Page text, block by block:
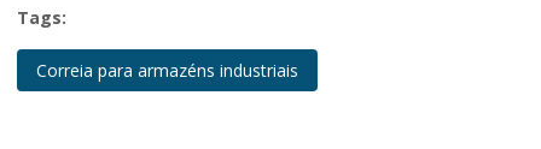
Tags:
Correia para armazéns industriais